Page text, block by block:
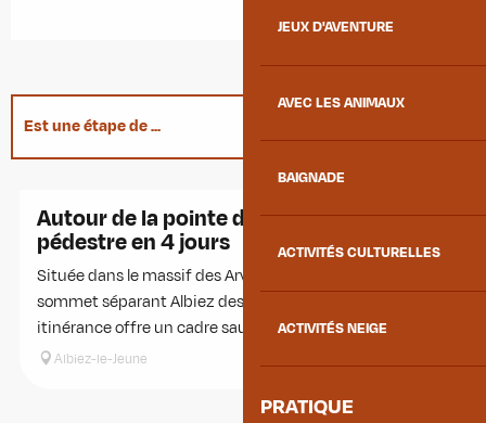
JEUX D'AVENTURE
AVEC LES ANIMAUX
BAIGNADE
ACTIVITÉS CULTURELLES
ACTIVITÉS NEIGE
PRATIQUE
Est une étape de ...
Autour de la pointe d'Emy - Itinérance
pédestre en 4 jours
Située dans le massif des Arves, la pointe d'Emy est un
sommet séparant Albiez des Karellis et de Valloire. Cette
itinérance offre un cadre sauvage et préservé pour les...
Albiez-le-Jeune